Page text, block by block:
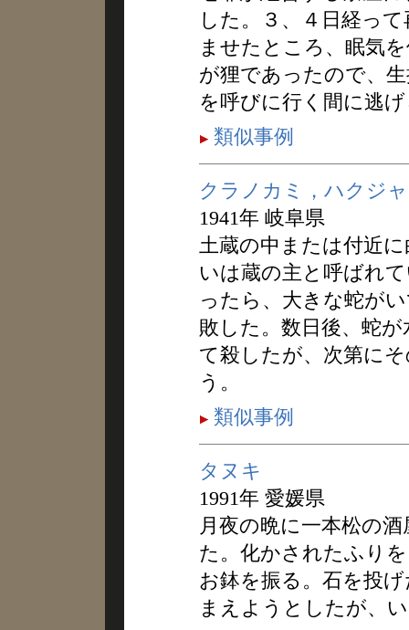
した。３、４日経っ
ませたところ、眠気
が狸であったので、
を呼びに行く間に逃
類似事例
クラノカミ，ハクジャ
1941年 岐阜県
土蔵の中または付近
いは蔵の主と呼ばれ
ったら、大きな蛇が
敗した。数日後、蛇
て殺したが、次第に
う。
類似事例
タヌキ
1991年 愛媛県
月夜の晩に一本松の
た。化かされたふり
お鉢を振る。石を投
まえようとしたが、